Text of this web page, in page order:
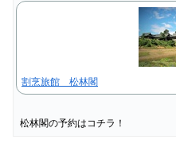
割烹旅館 松林閣
松林閣の予約はコチラ！